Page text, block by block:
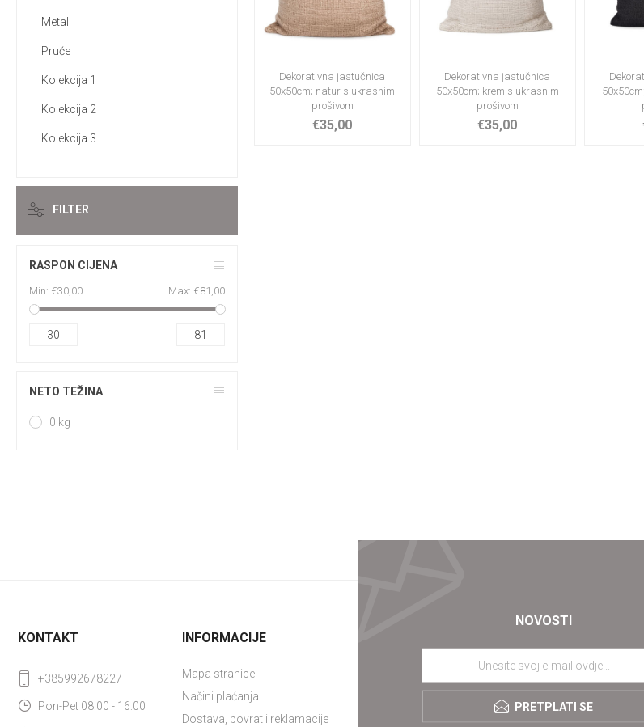
Dekorativna jastučnica
50x50cm; natur s ukrasnim
prošivom
€35,00
Dekorativna jastučnica
50x50cm; krem s ukrasnim
prošivom
€35,00
Metal
Pruće
Kolekcija 1
Kolekcija 2
Kolekcija 3
FILTER
RASPON CIJENA
Min: €30,00 Max: €81,00
30 81
NETO TEŽINA
0 kg
NOVOSTI
PRETPLATI SE
KONTAKT
+385992678227
Pon-Pet 08:00 - 16:00
INFORMACIJE
Mapa stranice
Načini plaćanja
Dostava, povrat i reklamacije